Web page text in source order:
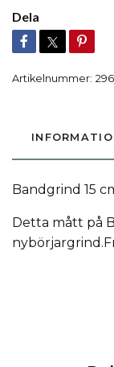
Dela
Artikelnummer: 296
Bandgrind 15
Detta mått på